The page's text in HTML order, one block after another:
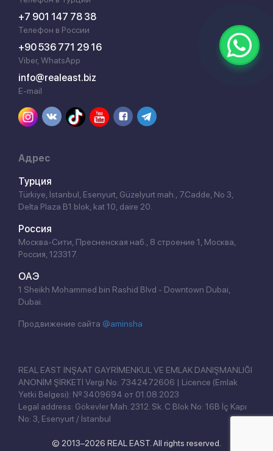
+7 901 147 78 38
Телефон в России
+90 536 771 29 16
Viber, WhatsApp
info@realeast.biz
E-mail
Адрес
Турция
Türkiye, İstanbul, Esenyurt, Güzelyurt mah., 7.Cadde, No 3,
Delta Plaza B1 blok, kat 10, daire 20.
Россия
Москва-Сити, Пресненская наб., 8 строение 1, Москва,
Россия, 123317.
ОАЭ
1 Sheikh Mohammed bin Rashid Blvd - Downtown Dubai,
Dubai.
Продвижение сайта @aminsha
REAL EAST İNŞAAT GAYRİMENKUL VE EMLAK DANIŞMANLIĞI
ANONİM ŞİRKETİ Vergi No: 7342472606 | Licence (Emlak
Yetki Belgesi): № 3409694 от 01.08.2023
Legal address: Gökevler Mah. 2312. Sk. C Blok No: 16B İç Kapı
No: 3, Esenyurt / İstanbul
© 2013–2026 REAL EAST. All rights reserved.